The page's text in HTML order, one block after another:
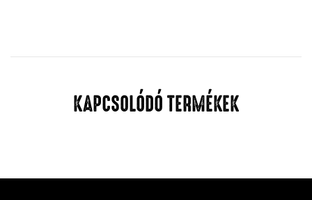
KAPCSOLÓDÓ TERMÉKEK